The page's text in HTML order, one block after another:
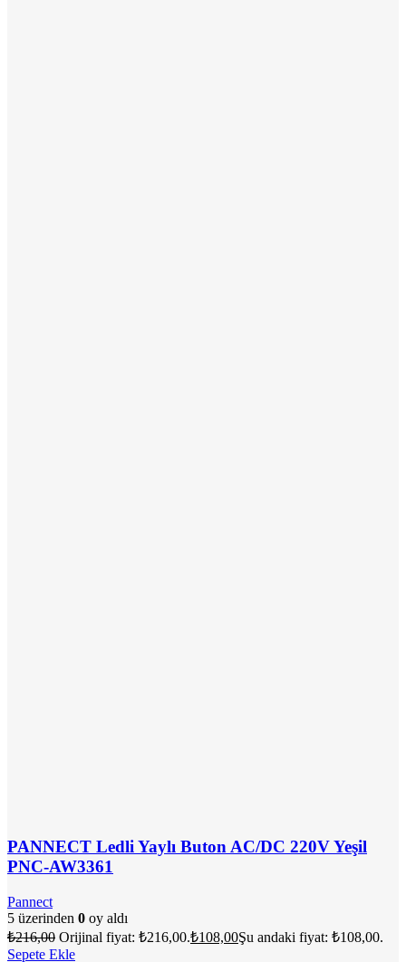
PANNECT Ledli Yaylı Buton AC/DC 220V Yeşil
PNC-AW3361
Pannect
5 üzerinden 0 oy aldı
₺216,00 Orijinal fiyat: ₺216,00.₺108,00Şu andaki fiyat: ₺108,00.
Sepete Ekle